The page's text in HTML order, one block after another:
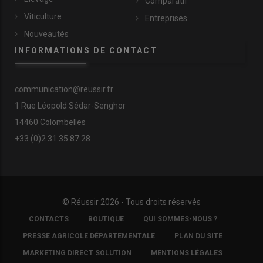
baisse du coût de récolte par hectare», souligne Sébastien
Allard. «En roulant moins vite, les tracteurs tirant les bennes
rencontrent moins de difficultés à suivre l’ensileuse, surtout
lorsqu’ils sont justes en puissance et qu’en plus le sol est un peu
Viticulture
Nouveautés
Entreprises
INFORMATIONS DE CONTACT
communication@reussir.fr
1 Rue Léopold Sédar-Senghor
14460 Colombelles
+33 (0)2 31 35 87 28
© Réussir 2026 - Tous droits réservés
FOOTER
COPYRIGHT
CONTACTS BOUTIQUE QUI SOMMES-NOUS ?
PRESSE AGRICOLE DÉPARTEMENTALE PLAN DU SITE
MARKETING DIRECT SOLUTION MENTIONS LÉGALES